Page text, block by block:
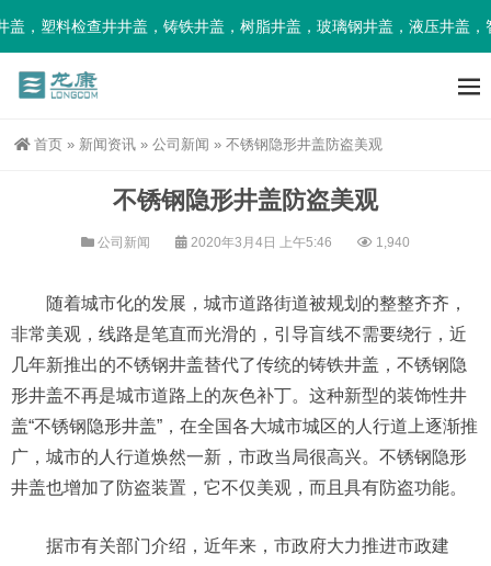
塑料检查井井盖，铸铁井盖，树脂井盖，玻璃钢井盖，液压井盖，智
首页 » 新闻资讯 » 公司新闻 » 不锈钢隐形井盖防盗美观
不锈钢隐形井盖防盗美观
公司新闻 2020年3月4日 上午5:46 1,940
随着城市化的发展，城市道路街道被规划的整整齐齐，
非常美观，线路是笔直而光滑的，引导盲线不需要绕行，近
几年新推出的不锈钢井盖替代了传统的铸铁井盖，不锈钢隐
形井盖不再是城市道路上的灰色补丁。这种新型的装饰性井
盖“不锈钢隐形井盖”，在全国各大城市城区的人行道上逐渐推
广，城市的人行道焕然一新，市政当局很高兴。不锈钢隐形
井盖也增加了防盗装置，它不仅美观，而且具有防盗功能。
据市有关部门介绍，近年来，市政府大力推进市政建